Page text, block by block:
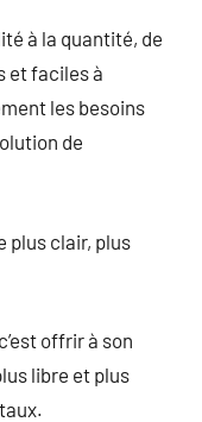
à la quantité, de
et faciles à
les besoins
de
plus clair, plus
offrir à son
libre et plus